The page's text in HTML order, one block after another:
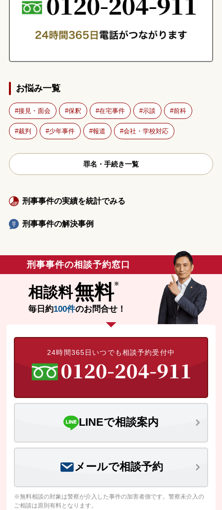
お悩み一覧
接見・面会 保釈 在宅事件 示談 前科
裁判 少年事件 報道 会社・学校対応
罪名・手続き一覧
刑事事件の実績を統計でみる
刑事事件の解決事例
刑事事件の相談予約窓口
相談料無料
毎日約100件のお問合せ！
24時間365日いつでも相談予約受付中
LINEで相談案内
メールで相談予約
※無料相談の対象は警察が介入した事件の加害者側です。警察未介入の
ご相談は原則有料となります。